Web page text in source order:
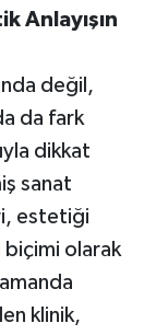
Anlayışın
değil,
da fark
dikkat
sanat
estetiği
biçimi olarak
klinik,